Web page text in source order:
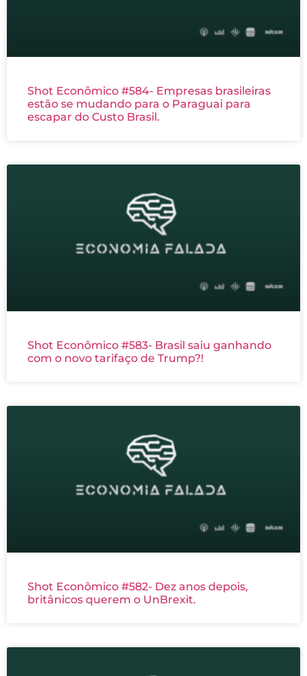
Shot Econômico #584- Empresas brasileiras
estão se mudando para o Paraguai para
escapar do Custo Brasil.
Shot Econômico #583- Brasil saiu ganhando
com o novo tarifaço de Trump?!
Shot Econômico #582- Dez anos depois,
britânicos querem o UnBrexit.